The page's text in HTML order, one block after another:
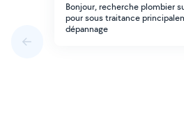
Bonjour, recherche plombier
pour sous traitance
dépannage